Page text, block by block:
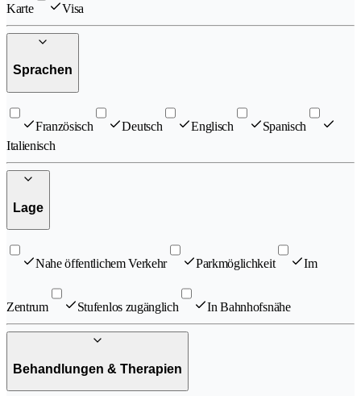
Karte Visa
Sprachen
Französisch Deutsch Englisch
Spanisch
Italienisch
Lage
Nahe öffentlichem Verkehr Parkmöglichkeit Im
Zentrum Stufenlos zugänglich In Bahnhofsnähe
Behandlungen & Therapien